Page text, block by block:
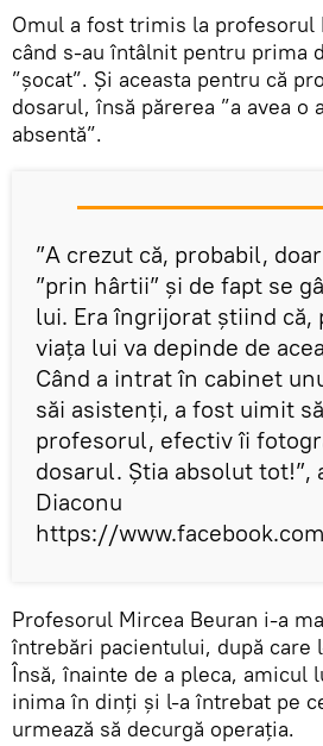
Omul a fost trimis la profesorul
când s-au întâlnit pentru prima
”șocat”. Și aceasta pentru că
dosarul, însă părerea ”a avea o
absentă”.
”A crezut că, probabil,
”prin hârtii” și de fapt se
lui. Era îngrijorat știind că,
viața lui va depinde de
Când a intrat în cabinet
săi asistenți, a fost uimit
profesorul, efectiv îi
dosarul. Știa absolut tot!”,
Diaconu
https://
Profesorul Mircea Beuran i-a
întrebări pacientului, după care
Însă, înainte de a pleca, amicul
inima în dinți și l-a întrebat pe
urmează să decurgă operația.